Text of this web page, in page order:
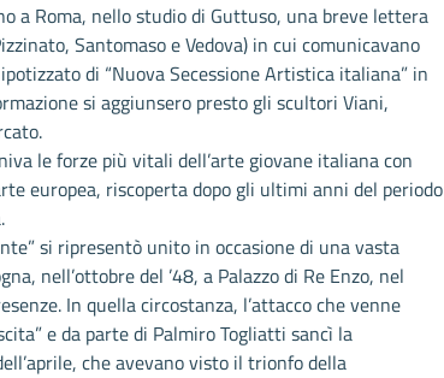
Roma, nello studio di Guttuso, una breve lettera
Santomaso e Vedova) in cui comunicavano
di “Nuova Secessione Artistica italiana” in
si aggiunsero presto gli scultori Viani,
le forze più vitali dell’arte giovane italiana con
europea, riscoperta dopo gli ultimi anni del periodo
si ripresentò unito in occasione di una vasta
nell’ottobre del ’48, a Palazzo di Re Enzo, nel
In quella circostanza, l’attacco che venne
e da parte di Palmiro Togliatti sancì la
che avevano visto il trionfo della